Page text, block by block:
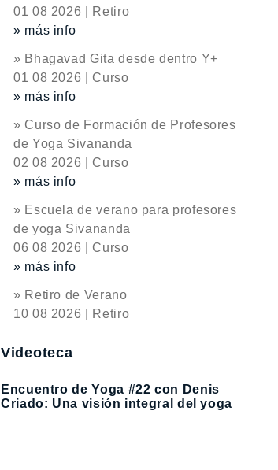
01 08 2026 | Retiro
» más info
» Bhagavad Gita desde dentro Y+
01 08 2026 | Curso
» más info
» Curso de Formación de Profesores
de Yoga Sivananda
02 08 2026 | Curso
» más info
» Escuela de verano para profesores
de yoga Sivananda
06 08 2026 | Curso
» más info
» Retiro de Verano
10 08 2026 | Retiro
Videoteca
Encuentro de Yoga #22 con Denis
Criado: Una visión integral del yoga